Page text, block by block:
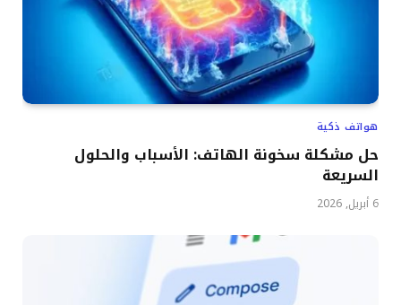
هواتف ذكية
حل مشكلة سخونة الهاتف: الأسباب والحلول
السريعة
6 أبريل, 2026